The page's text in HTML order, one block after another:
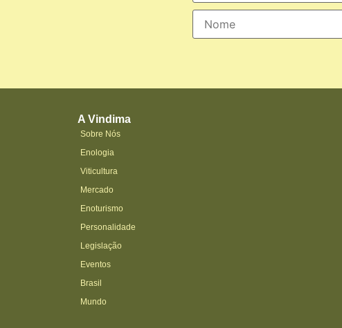
A Vindima
Sobre Nós
Enologia
Viticultura
Mercado
Enoturismo
Personalidade
Legislação
Eventos
Brasil
Mundo